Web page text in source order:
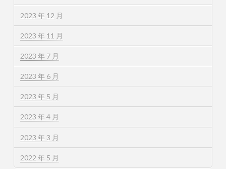
2023 年 12 月
2023 年 11 月
2023 年 7 月
2023 年 6 月
2023 年 5 月
2023 年 4 月
2023 年 3 月
2022 年 5 月